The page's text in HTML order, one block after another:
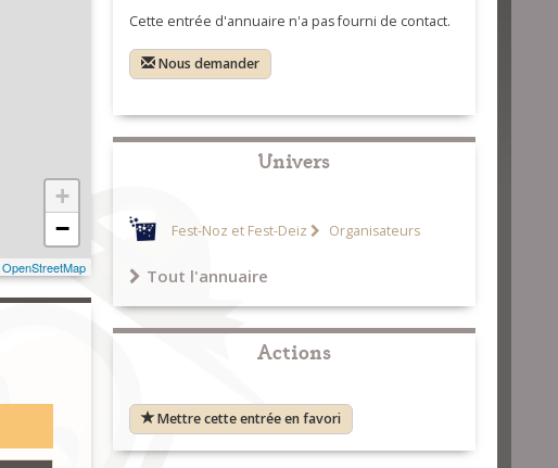
+
−
OpenStreetMap
Cette entrée d'annuaire n'a pas fourni de contact.
Nous demander
Univers
Fest-Noz et Fest-Deiz Organisateurs
Tout l'annuaire
Actions
Mettre cette entrée en favori